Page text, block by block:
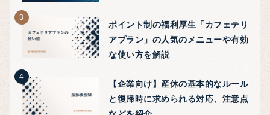
ポイント制の福利厚生「カフェテリ
アプラン」の人気のメニューや有効
な使い方を解説
【企業向け】産休の基本的なルール
と復帰時に求められる対応、注意点